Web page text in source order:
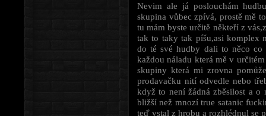
Nevim ale já poslouchám
skupina vůbec zpívá, prostě mě
tu mám byste určitě někteří z
tak to taky tak píšu,asi komplex
do té své hudby dali to něco co
každou náladu která mě v
skupiny která mi zrovna
prodavačku nití odvedle nebo
když to není žádná zběsilost a o
bližší než mnozí true satanic
teď vstal z hrobu a rozhlédnul se